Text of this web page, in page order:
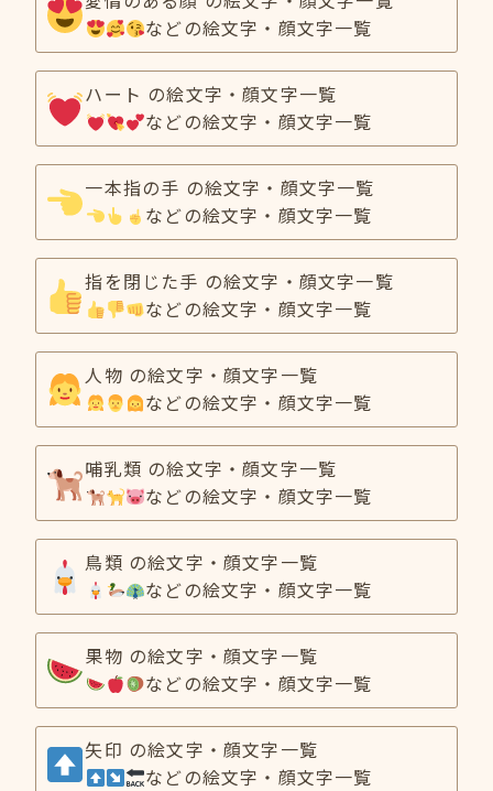
などの絵文字・顔文字一覧
ハート の絵文字・顔文字一覧
などの絵文字・顔文字一覧
一本指の手 の絵文字・顔文字一覧
などの絵文字・顔文字一覧
指を閉じた手 の絵文字・顔文字一覧
などの絵文字・顔文字一覧
人物 の絵文字・顔文字一覧
などの絵文字・顔文字一覧
哺乳類 の絵文字・顔文字一覧
などの絵文字・顔文字一覧
鳥類 の絵文字・顔文字一覧
などの絵文字・顔文字一覧
果物 の絵文字・顔文字一覧
などの絵文字・顔文字一覧
矢印 の絵文字・顔文字一覧
などの絵文字・顔文字一覧